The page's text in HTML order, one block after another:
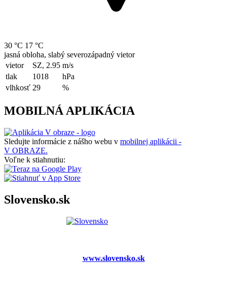
30 °C 17 °C
jasná obloha, slabý severozápadný vietor
vietor
SZ, 2.95 m/s
tlak
1018
hPa
vlhkosť 29 %
MOBILNÁ APLIKÁCIA
Sledujte informácie z nášho webu v mobilnej aplikácii -
V OBRAZE.
Voľne k stiahnutiu:
Slovensko.sk
www.slovensko.sk